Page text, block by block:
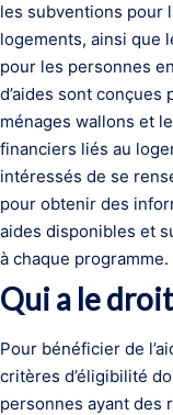
les subventions pour
logements, ainsi que
pour les personnes
d’aides sont
ménages wallons et
financiers liés au
intéressés de se
pour obtenir des
aides disponibles et
à chaque programme.
Qui a le
Pour bénéficier de
critères d’éligibilité
personnes ayant des